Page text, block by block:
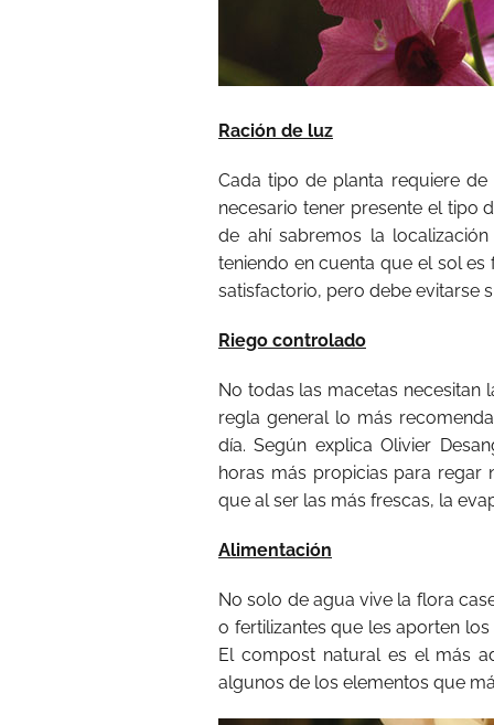
Ración de luz
Cada tipo de planta requiere
necesario tener presente el tipo
de ahí sabremos la
teniendo en cuenta que el sol
satisfactorio, pero debe evitarse
Riego controlado
No todas las macetas necesitan
regla general lo más
día. Según explica Olivier
horas más propicias para regar
que al ser las más frescas, la
Alimentación
No solo de agua vive la flora
o fertilizantes que les aporten
El compost natural es el más
algunos de los elementos que